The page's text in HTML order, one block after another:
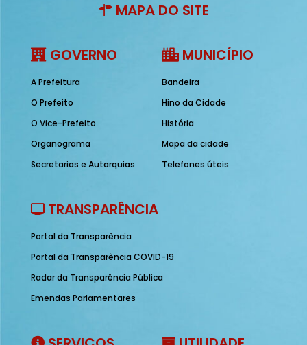
MAPA DO SITE
GOVERNO
A Prefeitura
O Prefeito
O Vice-Prefeito
Organograma
Secretarias e Autarquias
MUNICÍPIO
Bandeira
Hino da Cidade
História
Mapa da cidade
Telefones úteis
TRANSPARÊNCIA
Portal da Transparência
Portal da Transparência COVID-19
Radar da Transparência Pública
Emendas Parlamentares